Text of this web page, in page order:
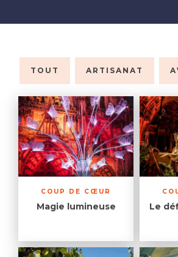
TOUT ARTISANAT
COUP DE CŒUR
Magie lumineuse
Le